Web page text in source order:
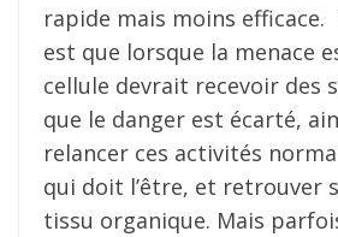
rapide mais moins
est que lorsque la menace
cellule devrait recevoir des
que le danger est écarté,
relancer ces activités
qui doit l’être, et retrouver
tissu organique. Mais